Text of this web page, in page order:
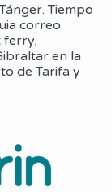
Tiempo
correo
ferry,
en la
de Tarifa y